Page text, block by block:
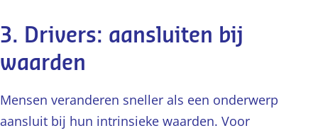
3. Drivers: aansluiten bij
waarden
Mensen veranderen sneller als een onderwerp
aansluit bij hun intrinsieke waarden. Voor